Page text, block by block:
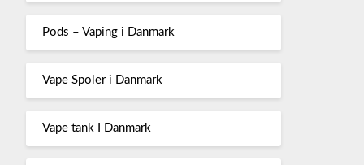
Pods – Vaping i Danmark
Vape Spoler i Danmark
Vape tank I Danmark